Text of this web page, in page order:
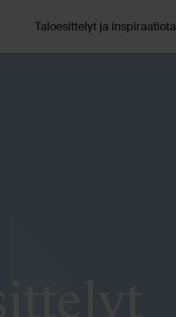
Taloesittelyt ja inspiraatiota